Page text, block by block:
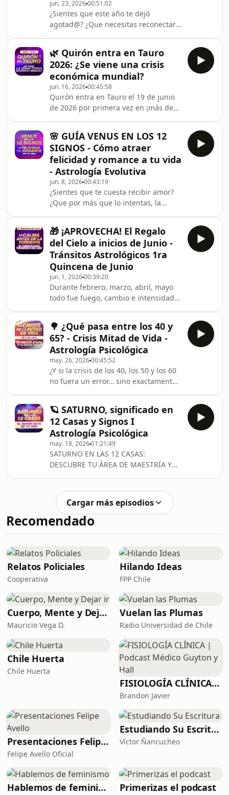
Plutón, sextil a Neptuno y te da una
potencia enorme para avanzar y
romper lo que te limita. Pero el Sol en
Cáncer y Mercurio retrógrado en
cuadratura a
jun. 23, 202600:51:02
¿Sientes que este año te dejó
agotad@? ¿Que necesitas reconectar
30 de junio de 2026 Júpiter entra en
Leo y se queda hasta el 26 de julio de
2027. Después de un primer semestre
intenso, este tránsito llega como una
fiesta de entusiasmo, pasión y
energía creativa. En este video te
explico qué significa Júpiter en Leo a
nivel p
🌿 Quirón entra en Tauro
2026: ¿Se viene una crisis
económica mundial?
jun. 16, 202600:45:58
Quirón entra en Tauro el 19 de junio
de 2026 por primera vez en ¡más de
activa la herida colectiva de la
abundancia, el merecimiento y la
estabilidad y va a impactar a toda la
humanidad hasta el 2034. En este
video te explico qué significa Quirón
en Tauro, qué nos viene a sanar y
cómo transitarlo de manera
consciente.¿Sientes que no importa
cuánto tengas, nunca
🌸 GUÍA VENUS EN LOS 12
SIGNOS - Cómo atraer
felicidad y romance a tu vida
- Astrología Evolutiva
jun. 8, 202600:43:19
¿Sientes que te cuesta recibir amor?
¿Que por más que lo intentas, la
fluye? No es mala suerte. Es Venus
bloqueada.Venus es el planeta que
rige tu capacidad de atraer lo que te
hace feliz como amor, belleza,
abundancia, placer. Pero como
humanidad lo tenemos
profundamente bloqueado. La culpa,
la rabia y la vergüenza nos
desconectan de nuestra propia
Venus. En es
🎁 ¡APROVECHA! El Regalo
del Cielo a inicios de Junio -
Tránsitos Astrológicos 1ra
Quincena de Junio
jun. 1, 202600:39:20
Durante febrero, marzo, abril, mayo
todo fue fuego, cambio e intensidad.
guardia. Y eso no es casualidad: es
una pausa que la vida te regala antes
de lo que se viene en julio.Marte
afloja su tensión a partir del 3 de
junio y el cielo nos regala la
conjunción más amorosa del año:
Júpiter y Venus juntos en Cáncer. Los
dos grandes be
🌳 ¿Qué pasa entre los 40 y
65? - Crisis Mitad de Vida -
Astrología Psicológica
may. 26, 202600:45:52
¿Y si la crisis de los 40, los 50 y los 60
no fuera un error… sino exactamente
representa? ¿Que por más que has
logrado lo que querías, algo esencial
sigue faltando? No estás imaginando
cosas.Entre los 40 y los 65 años se
produce uno de los procesos de
transformación más profundos de
toda la vida y cada crisis que
atraviesas ti
🪐 SATURNO, significado en
12 Casas y Signos I
Astrología Psicológica
may. 18, 202601:21:49
SATURNO EN LAS 12 CASAS:
DESCUBRE TU ÁREA DE MAESTRÍA Y
los problemas se repiten una y otra
vez, donde te sientes insegur@,
vulnerable, donde sientes miedo? Ese
es el lugar de Saturno.La casa donde
asignatura más difícil de tu vida. Pero
también es donde están tus mayores
dones. Saturno no es un casti
Cargar más episodios
Recomendado
Relatos Policiales
Cooperativa
Hilando Ideas
FPP Chile
Cuerpo, Mente y Dejar ir
Mauricio Vega D.
Vuelan las Plumas
Radio Universidad de Chile
Chile Huerta
Chile Huerta
FISIOLOGÍA CLÍNICA | Podcast Médico Guyton y Hall
Brandon Javier
Presentaciones Felipe Avello
Felipe Avello Oficial
Estudiando Su Escritura
Víctor Ñancucheo
Hablemos de feminismo Primerizas el podcast